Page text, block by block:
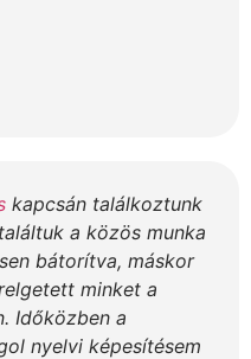
kapcsán találkoztunk
a közös munka
bátorítva, máskor
minket a
Időközben a
nyelvi képesítésem